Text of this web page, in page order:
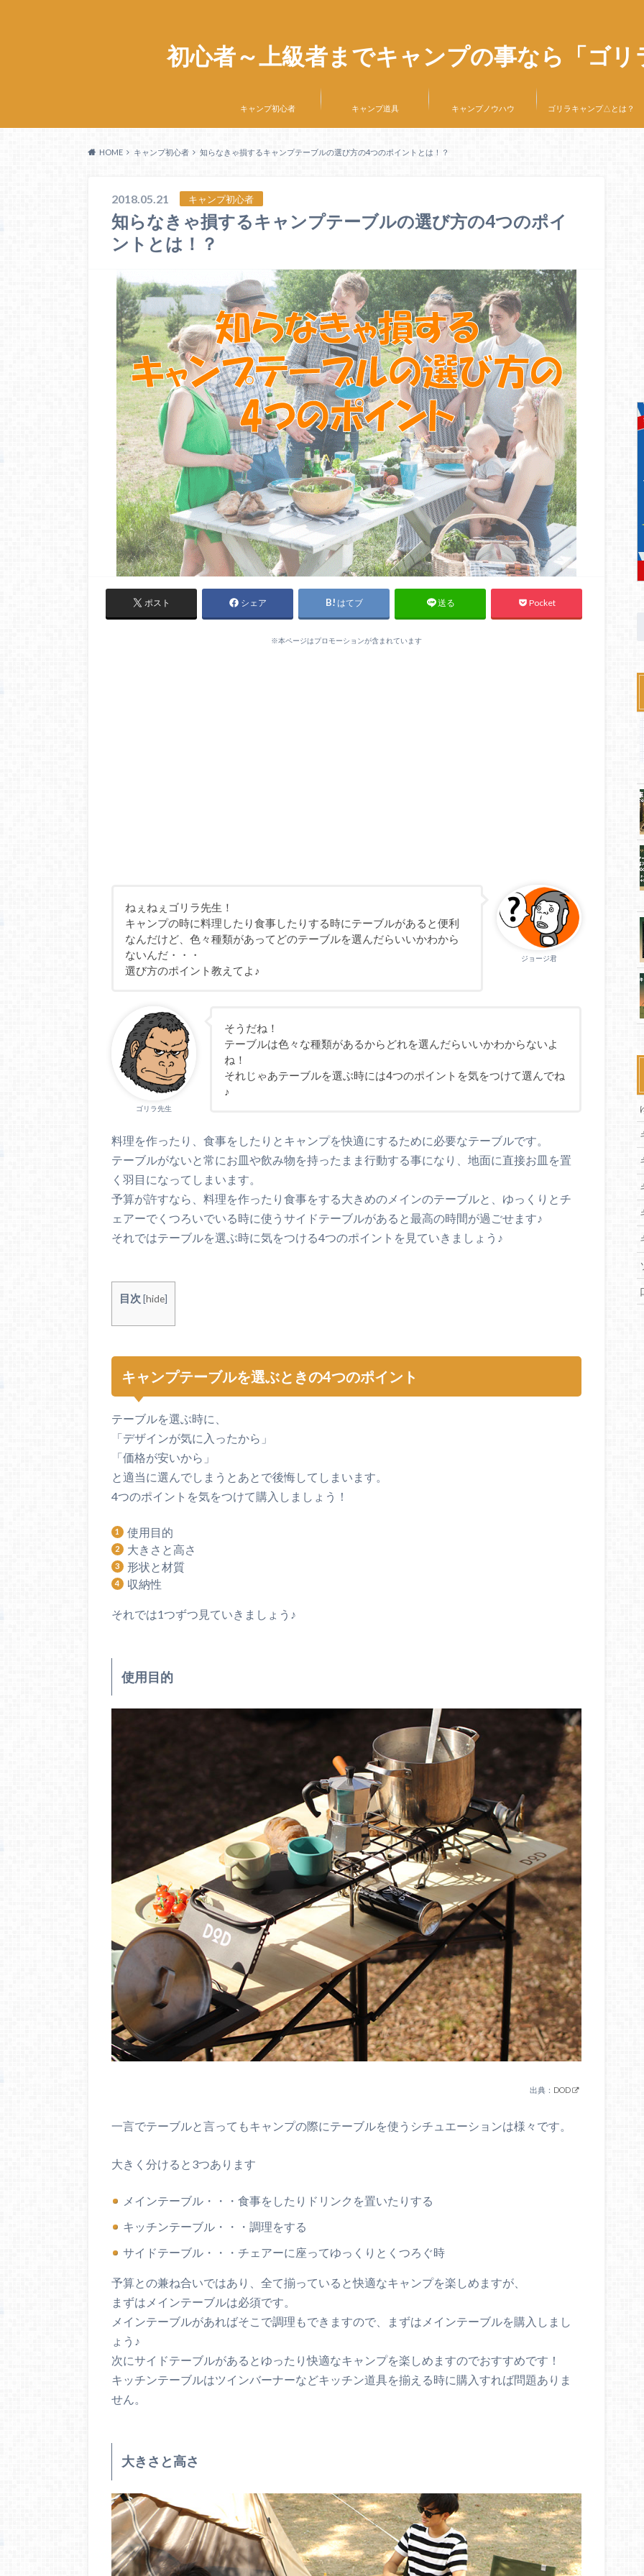
初心者～上級者までキャンプの事なら「ゴ
キャンプ初心者 キャンプ道具 キャンプノウハウ ゴリラキャンプ△とは？
HOME キャンプ初心者 知らなきゃ損するキャンプテーブルの選び方の4つのポイントとは！？
2018.05.21 キャンプ初心者
知らなきゃ損するキャンプテーブルの選び方の4つのポイ
ントとは！？
ポスト シェア はてブ 送る Pocket
※本ページはプロモーションが含まれています
ジョージ君
ねぇねぇゴリラ先生！
キャンプの時に料理したり食事したりする時にテーブルがあると便利
なんだけど、色々種類があってどのテーブルを選んだらいいかわから
ないんだ・・・
選び方のポイント教えてよ♪
ゴリラ先生
そうだね！
テーブルは色々な種類があるからどれを選んだらいいかわからないよ
ね！
それじゃあテーブルを選ぶ時には4つのポイントを気をつけて選んでね
♪
料理を作ったり、食事をしたりとキャンプを快適にするために必要なテーブルです。
テーブルがないと常にお皿や飲み物を持ったまま行動する事になり、地面に直接お皿を置
く羽目になってしまいます。
予算が許すなら、料理を作ったり食事をする大きめのメインのテーブルと、ゆっくりとチ
ェアーでくつろいでいる時に使うサイドテーブルがあると最高の時間が過ごせます♪
それではテーブルを選ぶ時に気をつける4つのポイントを見ていきましょう♪
目次 [hide]
キャンプテーブルを選ぶときの4つのポイント
テーブルを選ぶ時に、
「デザインが気に入ったから」
「価格が安いから」
と適当に選んでしまうとあとで後悔してしまいます。
4つのポイントを気をつけて購入しましょう！
使用目的
大きさと高さ
形状と材質
収納性
それでは1つずつ見ていきましょう♪
使用目的
出典： DOD
一言でテーブルと言ってもキャンプの際にテーブルを使うシチュエーションは様々です。
大きく分けると3つあります
メインテーブル・・・食事をしたりドリンクを置いたりする
キッチンテーブル・・・調理をする
サイドテーブル・・・チェアーに座ってゆっくりとくつろぐ時
予算との兼ね合いではあり、全て揃っていると快適なキャンプを楽しめますが、
まずはメインテーブルは必須です。
メインテーブルがあればそこで調理もできますので、まずはメインテーブルを購入しまし
ょう♪
次にサイドテーブルがあるとゆったり快適なキャンプを楽しめますのでおすすめです！
キッチンテーブルはツインバーナーなどキッチン道具を揃える時に購入すれば問題ありま
せん。
大きさと高さ